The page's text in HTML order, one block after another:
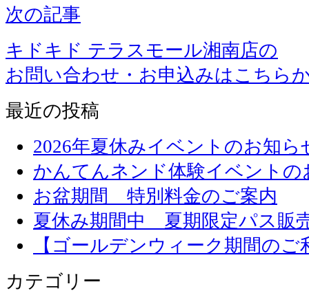
次の記事
キドキド テラスモール湘南店の
お問い合わせ・お申込みはこちら
最近の投稿
2026年夏休みイベントのお知
かんてんネンド体験イベント
お盆期間 特別料金のご案内
夏休み期間中 夏期限定パス販
【ゴールデンウィーク期間の
カテゴリー